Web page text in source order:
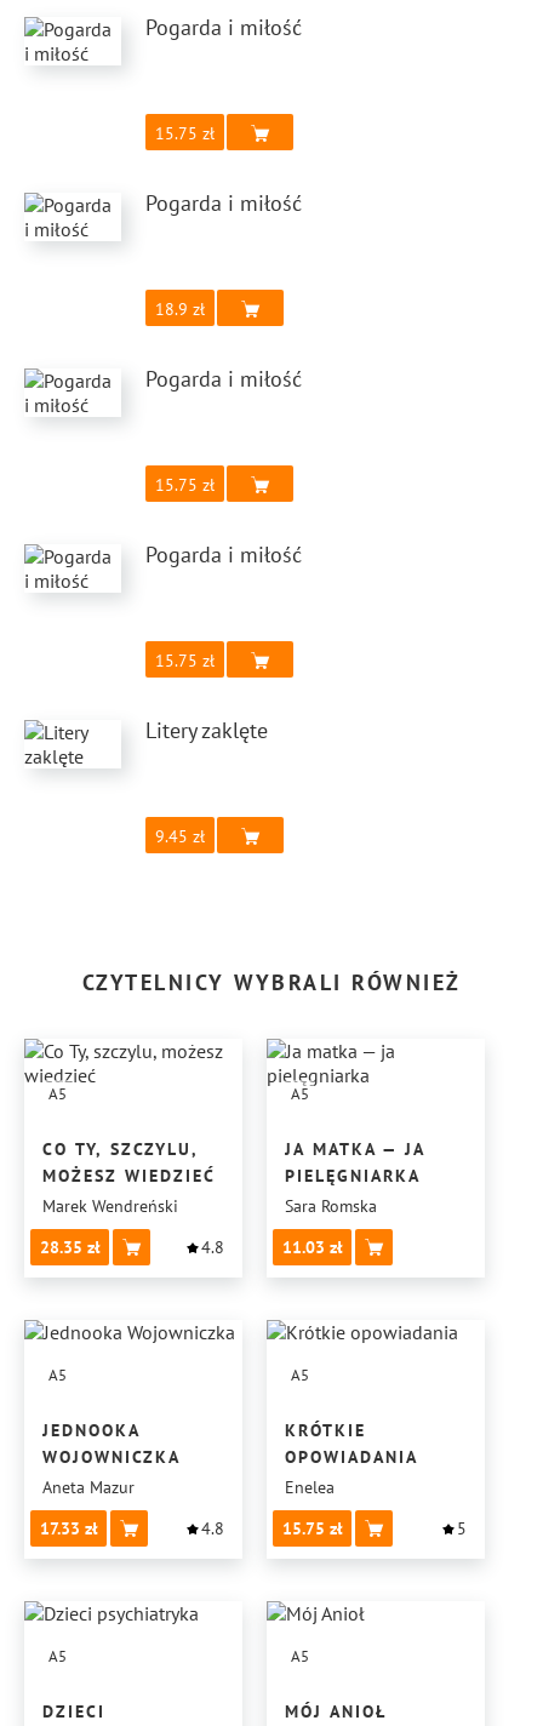
Pogarda i miłość
15.75
Pogarda i miłość
18.9
Pogarda i miłość
15.75
Pogarda i miłość
15.75
Litery zaklęte
9.45
CZYTELNICY WYBRALI RÓWNIEŻ
A5
CO TY, SZCZYLU,
MOŻESZ WIEDZIEĆ
Marek Wendreński
28.35
4.8
A5
JA MATKA — JA
PIELĘGNIARKA
Sara Romska
11.03
A5
JEDNOOKA
WOJOWNICZKA
Aneta Mazur
17.33
4.8
A5
KRÓTKIE
OPOWIADANIA
Enelea
15.75
5
A5
DZIECI
A5
MÓJ ANIOŁ